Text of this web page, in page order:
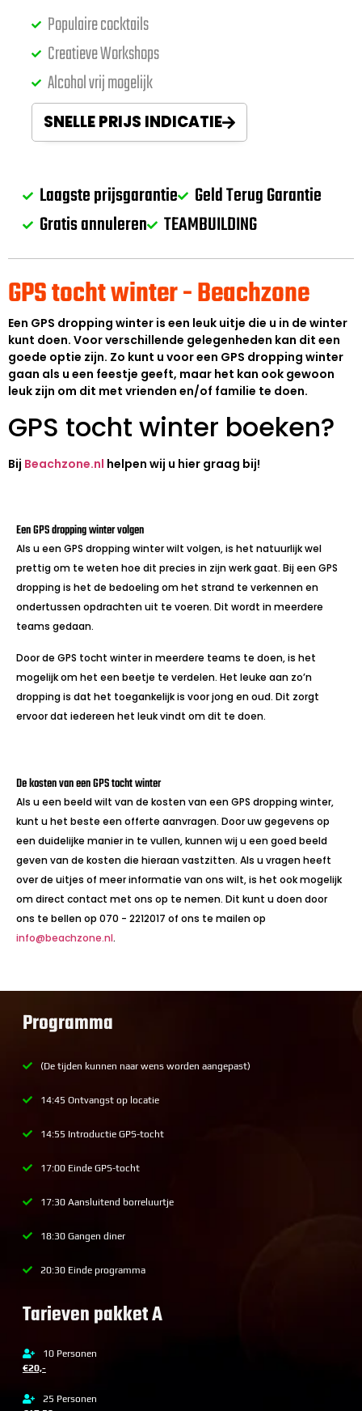
Populaire cocktails
Creatieve Workshops
Alcohol vrij mogelijk
SNELLE PRIJS INDICATIE
Laagste prijsgarantie
Geld Terug Garantie
Gratis annuleren TEAMBUILDING
GPS tocht winter - Beachzone
Een GPS dropping winter is een leuk uitje die u in de winter
kunt doen. Voor verschillende gelegenheden kan dit een
goede optie zijn. Zo kunt u voor een GPS dropping winter
gaan als u een feestje geeft, maar het kan ook gewoon
leuk zijn om dit met vrienden en/of familie te doen.
GPS tocht winter boeken?
Bij Beachzone.nl helpen wij u hier graag bij!
Een GPS dropping winter volgen
Als u een GPS dropping winter wilt volgen, is het natuurlijk wel
prettig om te weten hoe dit precies in zijn werk gaat. Bij een GPS
dropping is het de bedoeling om het strand te verkennen en
ondertussen opdrachten uit te voeren. Dit wordt in meerdere
teams gedaan.
Door de GPS tocht winter in meerdere teams te doen, is het
mogelijk om het een beetje te verdelen. Het leuke aan zo’n
dropping is dat het toegankelijk is voor jong en oud. Dit zorgt
ervoor dat iedereen het leuk vindt om dit te doen.
De kosten van een GPS tocht winter
Als u een beeld wilt van de kosten van een GPS dropping winter,
kunt u het beste een offerte aanvragen. Door uw gegevens op
een duidelijke manier in te vullen, kunnen wij u een goed beeld
geven van de kosten die hieraan vastzitten. Als u vragen heeft
over de uitjes of meer informatie van ons wilt, is het ook mogelijk
om direct contact met ons op te nemen. Dit kunt u doen door
ons te bellen op 070 - 2212017 of ons te mailen op
info@beachzone.nl.
Programma
(De tijden kunnen naar wens worden aangepast)
14:45 Ontvangst op locatie
14:55 Introductie GPS-tocht
17:00 Einde GPS-tocht
17:30 Aansluitend borreluurtje
18:30 Gangen diner
20:30 Einde programma
Tarieven pakket A
10 Personen
€20,-
25 Personen